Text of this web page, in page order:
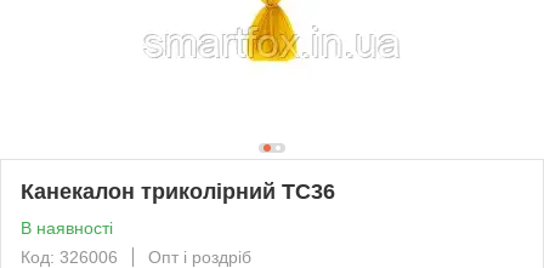
Канекалон триколірний TC36
В наявності
Код: 326006
Опт і роздріб